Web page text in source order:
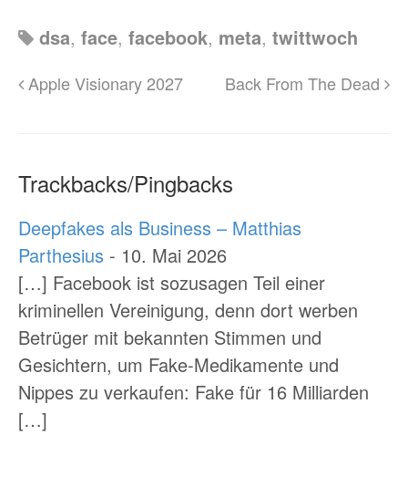
dsa, face, facebook, meta, twittwoch
Apple Visionary 2027 Back From The Dead
Trackbacks/Pingbacks
Deepfakes als Business – Matthias
Parthesius - 10. Mai 2026
[…] Facebook ist sozusagen Teil einer
kriminellen Vereinigung, denn dort werben
Betrüger mit bekannten Stimmen und
Gesichtern, um Fake-Medikamente und
Nippes zu verkaufen: Fake für 16 Milliarden
[…]